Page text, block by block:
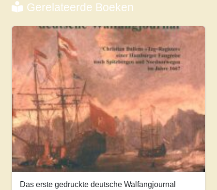
Gerelateerde Boeken
Das erste gedruckte deutsche Walfangjournal